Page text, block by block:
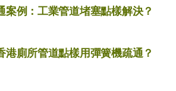
案例：工業管道堵塞點樣解決？
港廁所管道點樣用彈簧機疏通？